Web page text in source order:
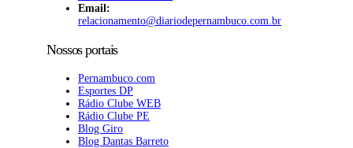
Email:
relacionamento@diariodepernambuco.com.br
Nossos portais
Pernambuco.com
Esportes DP
Rádio Clube WEB
Rádio Clube PE
Blog Giro
Blog Dantas Barreto